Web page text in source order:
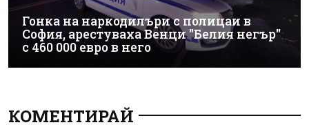
Гонка на наркодилъри с полицаи в
София, арестуваха Венци "Белия негър"
с 460 000 евро в него
КОМЕНТИРАЙ